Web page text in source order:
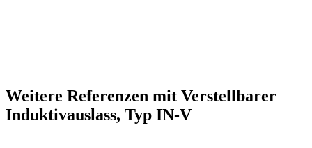
Weitere Referenzen mit Verstellbarer
Induktivauslass, Typ IN-V